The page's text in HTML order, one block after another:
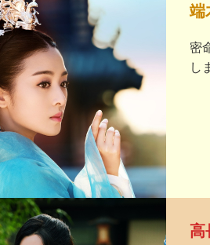
端
密
し
高